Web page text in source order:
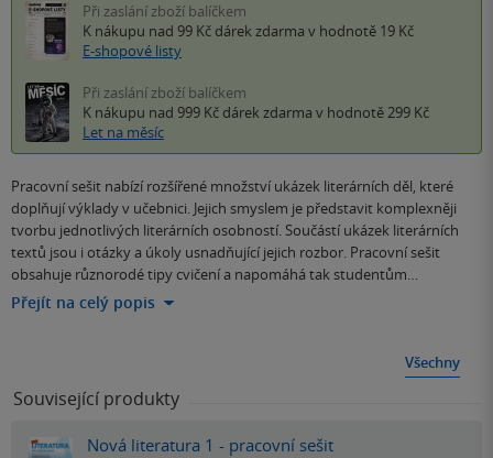
Při zaslání zboží balíčkem
K nákupu nad 99 Kč dárek zdarma v hodnotě 19 Kč
E-shopové listy
Při zaslání zboží balíčkem
K nákupu nad 999 Kč dárek zdarma v hodnotě 299 Kč
Let na měsíc
Pracovní sešit nabízí rozšířené množství ukázek literárních děl, které
doplňují výklady v učebnici. Jejich smyslem je představit komplexněji
tvorbu jednotlivých literárních osobností. Součástí ukázek literárních
textů jsou i otázky a úkoly usnadňující jejich rozbor. Pracovní sešit
obsahuje různorodé tipy cvičení a napomáhá tak studentům…
Přejít na celý popis
Všechny
Související produkty
Nová literatura 1 - pracovní sešit